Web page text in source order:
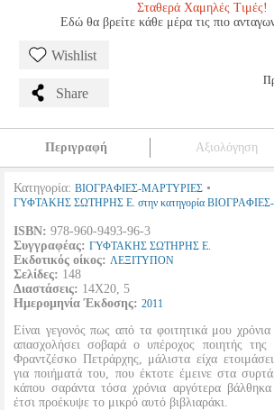
Σταθερά Χαμηλές Τιμές!
Εδώ θα βρείτε κάθε μέρα τις πιο
Wishlist
Share
Περιγραφή Αξιολόγηση
Κατηγορία: ΒΙΟΓΡΑΦΙΕΣ-ΜΑΡΤΥΡΙΕΣ •
ΓΥΦΤΑΚΗΣ ΣΩΤΗΡΗΣ Ε. στην κατηγορία
ISBN: 978-960-9493-96-3
Συγγραφέας: ΓΥΦΤΑΚΗΣ ΣΩΤΗΡΗΣ Ε.
Εκδοτικός οίκος: ΛΕΞΙΤΥΠΟΝ
Σελίδες: 148
Διαστάσεις: 14Χ20, 5
Ημερομηνία Έκδοσης: 2011
Είναι γεγονός πως από τα φοιτητικά μου
απασχολήσει σοβαρά ο υπέροχος ποιητής της
Φραντζέσκο Πετράρχης, μάλιστα είχα
για ποιήματά του, που έκτοτε έμεινε στα
κάπου σαράντα τόσα χρόνια αργότερα
έτσι προέκυψε το μικρό αυτό βιβλιαράκι.